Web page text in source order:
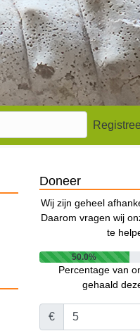
Doneer
Wij zijn geheel
Daarom vragen wij
te
50.0%
Percentage van
gehaald
€